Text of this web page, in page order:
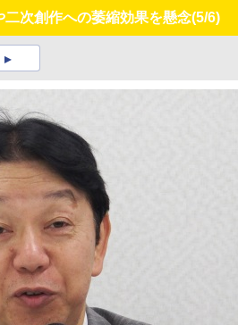
次創作への萎縮効果を懸念(5/6)